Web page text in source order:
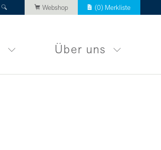
Webshop (0) Merkliste
Über uns